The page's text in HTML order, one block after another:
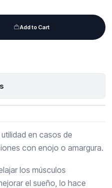
Add to Cart
en casos de
con enojo o amargura.
los músculos
el sueño, lo hace